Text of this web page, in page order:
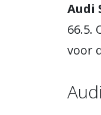
Audi
66.5.
voor